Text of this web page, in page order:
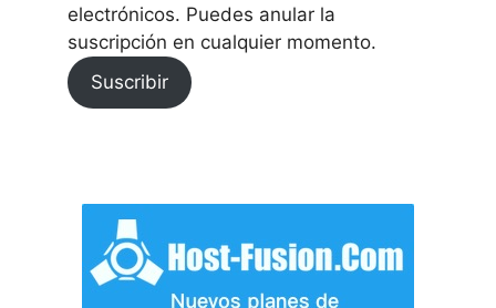
electrónicos. Puedes anular la
suscripción en cualquier momento.
Suscribir